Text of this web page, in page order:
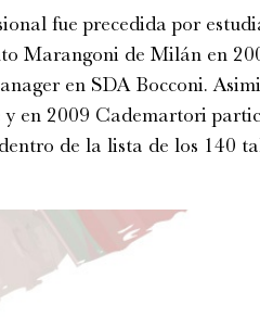
fue precedida por
Marangoni de Milán en
en SDA Bocconi.
y en 2009 Cademartori
de la lista de los 140